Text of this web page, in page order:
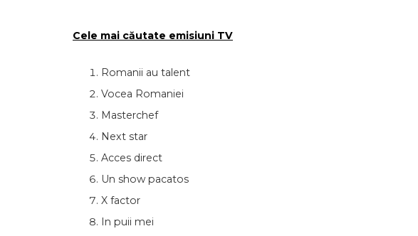
Cele mai căutate emisiuni TV
Romanii au talent
Vocea Romaniei
Masterchef
Next star
Acces direct
Un show pacatos
X factor
In puii mei